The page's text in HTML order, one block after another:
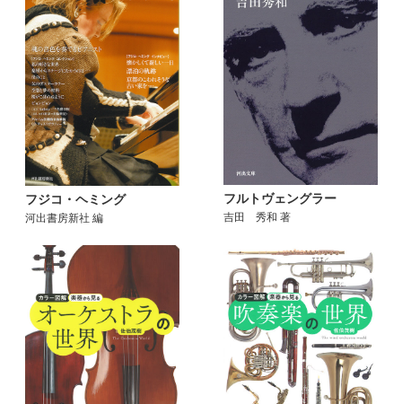
フジコ・ヘミング
河出書房新社 編
フルトヴェングラー
吉田 秀和 著